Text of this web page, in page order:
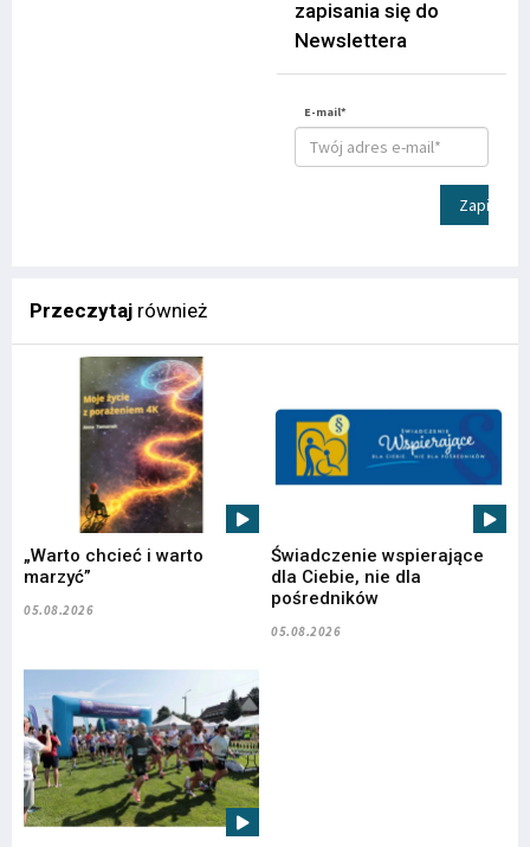
zapisania się do
Newslettera
E-mail*
Zapisz
Przeczytaj również
„Warto chcieć i warto
marzyć”
05.08.2026
Świadczenie wspierające
dla Ciebie, nie dla
pośredników
05.08.2026